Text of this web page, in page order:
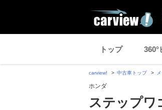
トップ 360°
carview! 中古車トップ
ホンダ
ステップワ